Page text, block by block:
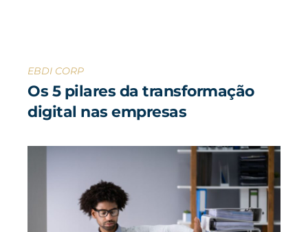
Os 5 pilares da transformação
digital nas empresas
EBDI CORP